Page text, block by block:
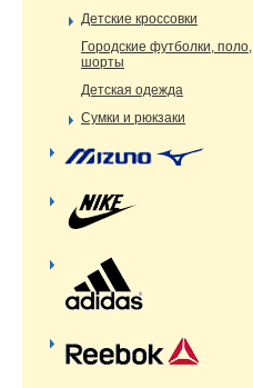
Детские кроссовки
Городские футболки, поло,
шорты
Детская одежда
Сумки и рюкзаки